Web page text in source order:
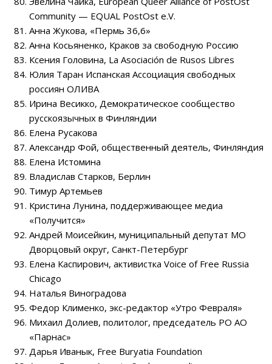
Community — EQUAL PostOst e.V.
Анна Жукова, «Пермь 36,6»
Анна Косьяненко, Краков за свободную Россию
Ксения Головина, La Asociación de Rusos Libres
Юлия Таран Испанская Ассоциация свободных
россиян ОЛИВА
Ирина Весикко, Демократическое сообщество
русскоязычных в Финляндии
Елена Русакова
Александр Фой, общественный деятель, Финляндия
Елена Истомина
Владислав Старков, Берлин
Тимур Артемьев
Кристина Лунина, поддерживающее медиа
«Получится»
Андрей Моисейкин, муниципальный депутат МО
Дворцовый округ, Санкт-Петербург
Елена Каспирович, активистка Voice of Free Russia
Chicago
Наталья Виноградова
Федор Клименко, экс-редактор «Утро Февраля»
Михаил Долиев, политолог, председатель РО АО
«Парнас»
Дарья Иванык, Free Buryatia Foundation